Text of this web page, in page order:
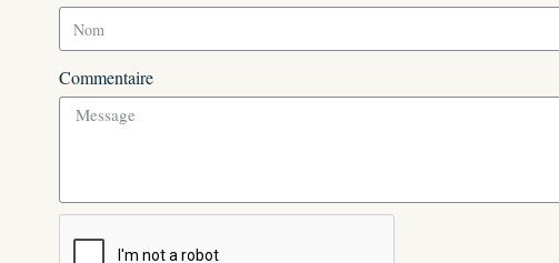
Commentaire